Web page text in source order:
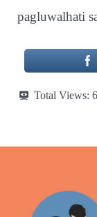
pagluwalhati
Total Views: